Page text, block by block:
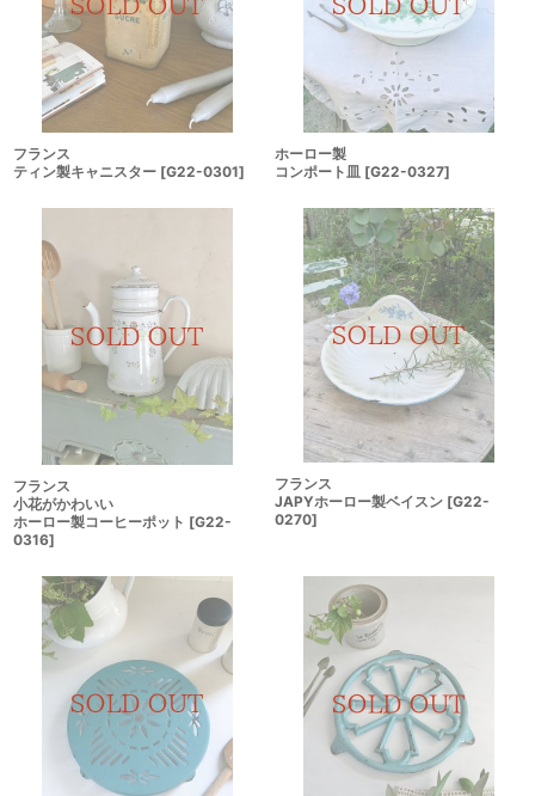
フランス
ティン製キャニスター [G22-0301]
ホーロー製
コンポート皿 [G22-0327]
フランス
小花がかわいい
ホーロー製コーヒーポット [G22-
0316]
フランス
JAPYホーロー製ベイスン [G22-
0270]